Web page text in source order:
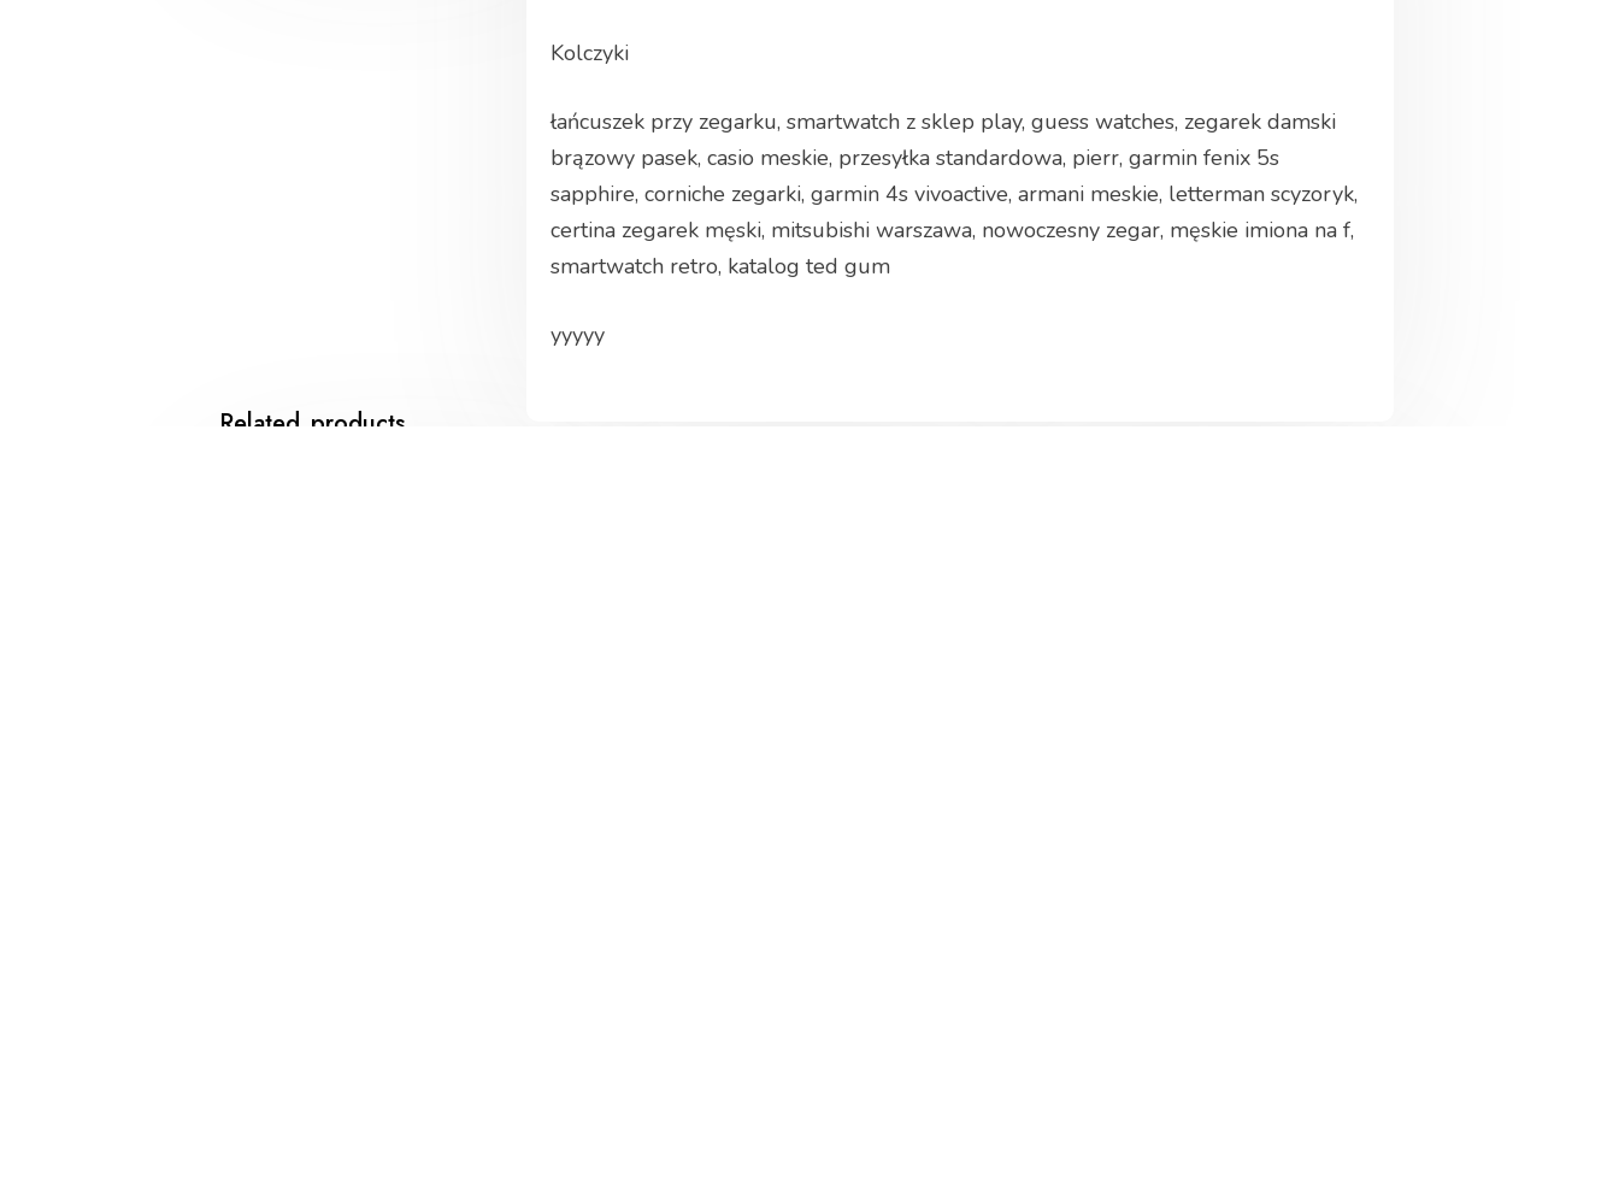
Kolczyki
łańcuszek przy zegarku, smartwatch z sklep play, guess watches, zegarek damski
brązowy pasek, casio meskie, przesyłka standardowa, pierr, garmin fenix 5s
sapphire, corniche zegarki, garmin 4s vivoactive, armani meskie, letterman scyzoryk,
certina zegarek męski, mitsubishi warszawa, nowoczesny zegar, męskie imiona na f,
smartwatch retro, katalog ted gum
yyyyy
Related products